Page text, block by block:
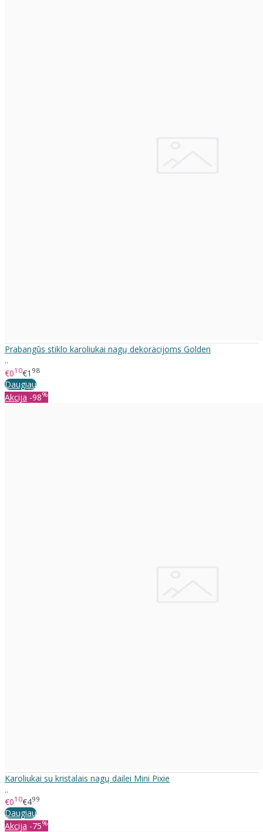
Prabangūs stiklo karoliukai nagų dekoracijoms Golden
..
€010€1 98
Daugiau
Akcija -98%
Karoliukai su kristalais nagų dailei Mini Pixie
..
€010€499
Daugiau
Akcija -75%